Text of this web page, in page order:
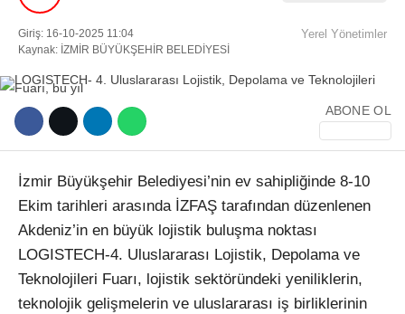
TikTok
Giriş: 16-10-2025 11:04
Kaynak: İZMİR BÜYÜKŞEHİR BELEDİYESİ
Yerel Yönetimler
ABONE OL
İzmir Büyükşehir Belediyesi’nin ev sahipliğinde 8-10
Ekim tarihleri arasında İZFAŞ tarafından düzenlenen
Akdeniz’in en büyük lojistik buluşma noktası
LOGISTECH-4. Uluslararası Lojistik, Depolama ve
Teknolojileri Fuarı, lojistik sektöründeki yeniliklerin,
teknolojik gelişmelerin ve uluslararası iş birliklerinin